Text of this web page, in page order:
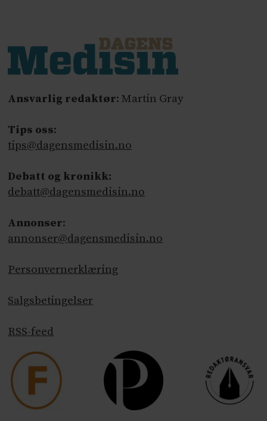
Ansvarlig redaktør: Martin Gray
Tips oss:
tips@dagensmedisin.no
Debatt og kronikk:
debatt@dagensmedisin.no
Annonser:
annonser@dagensmedisin.no
Personvernerklæring
Salgsbetingelser
RSS-feed